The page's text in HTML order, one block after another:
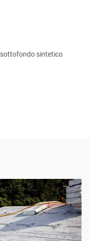
sottofondo sintetico